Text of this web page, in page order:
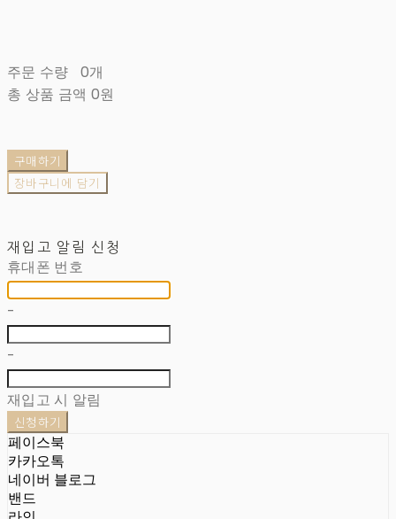
주문 수량
0개
총 상품 금액 0원
구매하기
장바구니에 담기
재입고 알림 신청
휴대폰 번호
-
-
재입고 시 알림
신청하기
페이스북
카카오톡
네이버 블로그
밴드